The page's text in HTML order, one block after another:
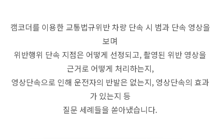
캠코더를 이용한 교통법규위반 차량 단속 시 범과 단속 영상을
보며
위반행위 단속 지점은 어떻게 선정되고, 촬영된 위반 영상을
근거로 어떻게 처리하는지,
영상단속으로 인해 운전자의 반발은 없는지, 영상단속의 효과
가 있는지 등
질문 세례들을 쏟아냈습니다.